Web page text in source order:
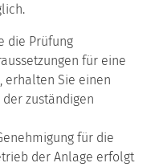
die Prüfung
für eine
erhalten Sie einen
zuständigen
für die
der Anlage erfolgt